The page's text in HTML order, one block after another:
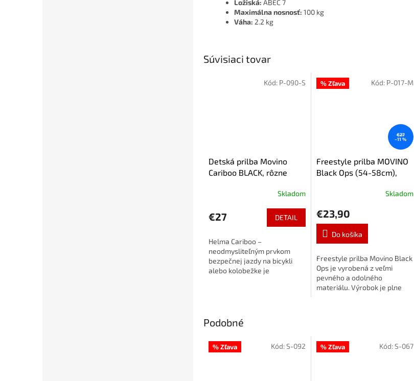
Ložiská: ABEC 7
Maximálna nosnosť: 100 kg
Váha: 2.2 kg
Súvisiaci tovar
Detská prilba Movino
Cariboo BLACK, rôzne
Skladom
€27 DETAIL
Helma Cariboo –
neodmysliteľným prvkom
bezpečnej jazdy na bicykli
alebo kolobežke je
Kód: P-090-S % Zľava
€27
–11 %
Freestyle prilba MOVINO
Black Ops (54-58cm),
Skladom
€23,90
Do košíka
Freestyle prilba Movino Black
Ops je vyrobená z veľmi
pevného a odolného
materiálu. Výrobok je plne
Kód: P-017-M
Podobné
% Zľava Kód:S-092 % Zľava Kód:S-067